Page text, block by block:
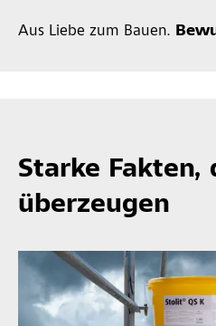
Aus Liebe zum Bauen.
Starke Fakten,
überzeugen